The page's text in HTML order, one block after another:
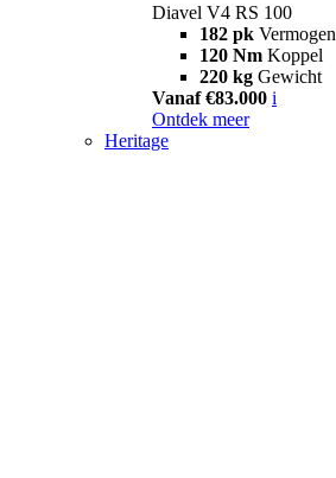
Diavel V4 RS 100
182 pk Vermogen
120 Nm Koppel
220 kg Gewicht
Vanaf €83.000 i
Ontdek meer
Heritage